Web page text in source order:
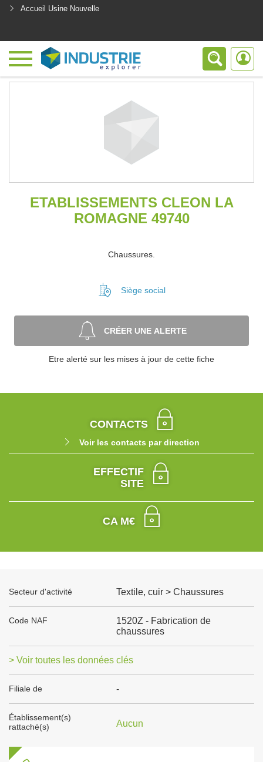
Accueil Usine Nouvelle
ETABLISSEMENTS CLEON LA
ROMAGNE 49740
Chaussures.
Siège social
CRÉER UNE ALERTE
Etre alerté sur les mises à jour de cette fiche
CONTACTS
Voir les contacts par direction
EFFECTIF
SITE
CA M€
Secteur d'activité Textile, cuir > Chaussures
Code NAF
1520Z - Fabrication de
chaussures
> Voir toutes les données clés
Filiale de -
Établissement(s)
rattaché(s)
Aucun